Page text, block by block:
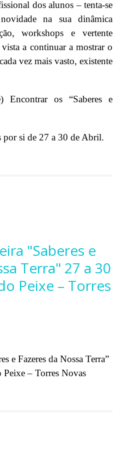
dos alunos – tenta-se
na sua dinâmica
workshops e vertente
a continuar a mostrar o
vez mais vasto, existente
Encontrar os “Saberes e
por si de 27 a 30 de Abril.
"Saberes e
Terra" 27 a 30
Peixe – Torres
e Fazeres da Nossa Terra”
– Torres Novas